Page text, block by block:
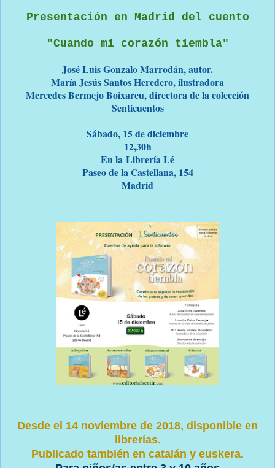
Presentación en Madrid del cuento
"Cuando mi corazón tiembla"
José Luis Gonzalo Marrodán, autor.
María Jesús Santos Heredero, ilustradora
Mercedes Bermejo Boixareu, directora de la colección
Senticuentos
Sábado, 15 de diciembre
12,30h
En la Librería Lé
Paseo de la Castellana, 154
Madrid
Desde el 14 noviembre de 2018, disponible en
librerías.
Publicado también en catalán y euskera.